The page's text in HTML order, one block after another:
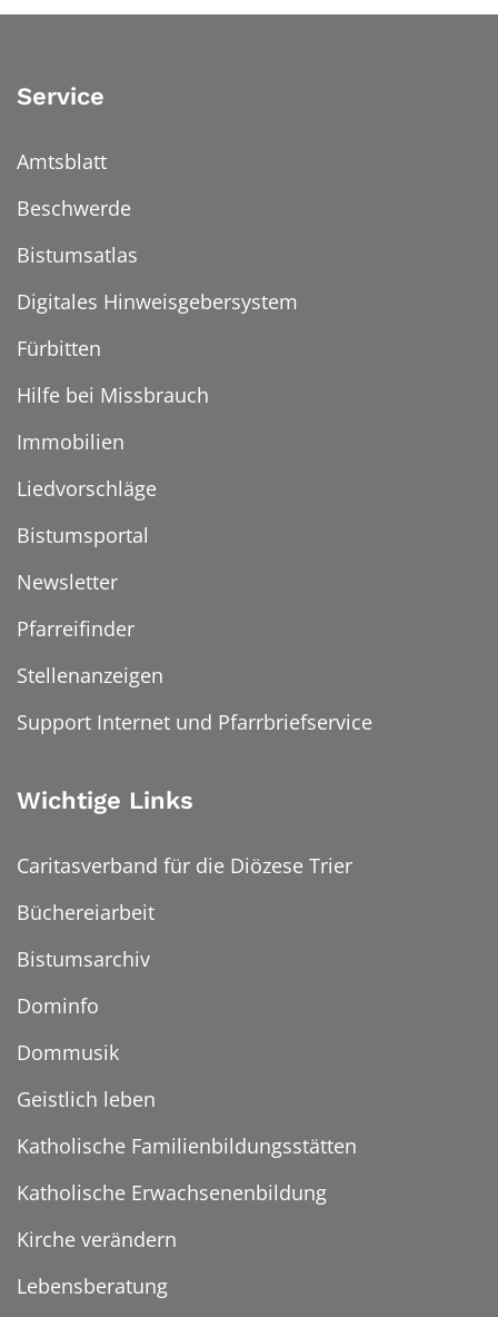
Service
Amtsblatt
Beschwerde
Bistumsatlas
Digitales Hinweisgebersystem
Fürbitten
Hilfe bei Missbrauch
Immobilien
Liedvorschläge
Bistumsportal
Newsletter
Pfarreifinder
Stellenanzeigen
Support Internet und Pfarrbriefservice
Wichtige Links
Caritasverband für die Diözese Trier
Büchereiarbeit
Bistumsarchiv
Dominfo
Dommusik
Geistlich leben
Katholische Familienbildungsstätten
Katholische Erwachsenenbildung
Kirche verändern
Lebensberatung